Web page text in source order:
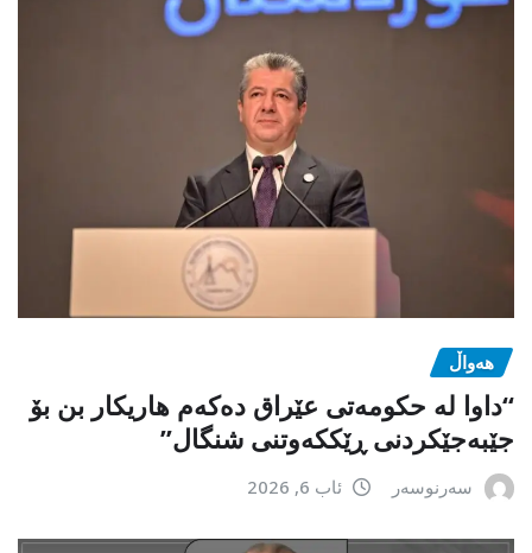
هەواڵ
“داوا لە حكومەتی عێراق دەكەم هاریكار بن بۆ
جێبەجێكردنی ڕێككەوتنی شنگال”
سەرنوسەر ئاب 6, 2026